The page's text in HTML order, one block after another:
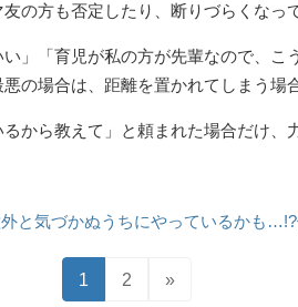
の方も否定したり、断りづらくなっ
」「育児が私の方が先輩なので、こ
の場合は、距離を置かれてしまう場
から教えて」と頼まれた場合だけ、
と気づかぬうちにやっているかも
1 2 »